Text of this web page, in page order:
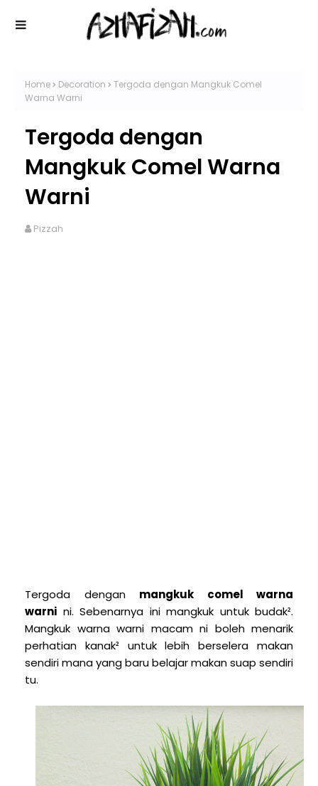
Home Decoration
Tergoda dengan Mangkuk Comel
Warna Warni
Tergoda dengan
Mangkuk Comel Warna
Warni
Pizzah
Tergoda dengan mangkuk comel warna
warni ni. Sebenarnya ini mangkuk untuk budak².
Mangkuk warna warni macam ni boleh menarik
perhatian kanak² untuk lebih berselera makan
sendiri mana yang baru belajar makan suap sendiri
tu.